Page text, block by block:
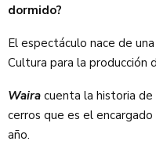
dormido?
El espectáculo nace de
Cultura para la producción
Waira cuenta la historia de
cerros que es el
año.